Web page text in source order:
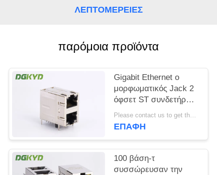
SITEMAP
ΠΟΛΙΤΙΚΉ
ΜΥΣΤΙΚΌΤΗΤΑΣ
ΛΕΠΤΟΜΈΡΕΙΕΣ
παρόμοια προϊόντα
Gigabit Ethernet ο
μορφωματικός Jack 2
όφσετ ST συνδετήρων
2x1 λιμένων RJ45/Jk
με Leds
Please contact us to get the latest price. MOQ:1 κομμάτι
ΕΠΑΦΉ
100 βάση-τ
συσσώρευσαν την